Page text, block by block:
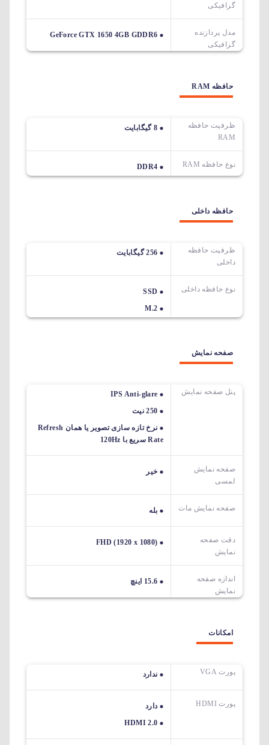
گرافیکی
مدل پردازنده
گرافیکی
GeForce GTX 1650 4GB GDDR6
حافظه RAM
ظرفیت حافظه
RAM
8 گیگابایت
نوع حافظه RAM DDR4
حافظه داخلی
ظرفیت حافظه
داخلی
256 گیگابایت
نوع حافظه داخلی
SSD
M.2
صفحه نمایش
پنل صفحه نمایش
IPS Anti-glare
250 نیت
نرخ تازه سازی تصویر یا همان Refresh
Rate سریع با 120Hz
صفحه نمایش
لمسی
خیر
صفحه نمایش مات بله
دقت صفحه
نمایش
FHD (1920 x 1080)
اندازه صفحه
نمایش
15.6 اینچ
امکانات
پورت VGA ندارد
پورت HDMI
دارد
HDMI 2.0